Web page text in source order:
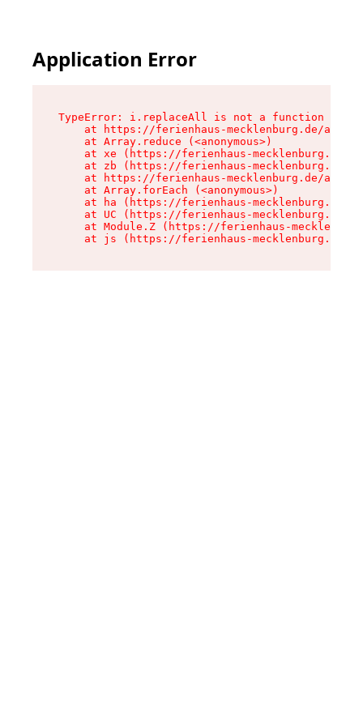
Application Error
TypeError: i.replaceAll is not a function
at https://ferienhaus-mecklenburg.de/
    at Array.reduce (<anonymous>)
at xe (https://ferienhaus-mecklenburg.de/
at zb (https://ferienhaus-mecklenburg.de/
at https://ferienhaus-mecklenburg.de/
    at Array.forEach (<anonymous>)
at ha (https://ferienhaus-mecklenburg.de/
at UC (https://ferienhaus-mecklenburg.de/
at Module.Z (https://ferienhaus-
at js (https://ferienhaus-mecklenburg.de/